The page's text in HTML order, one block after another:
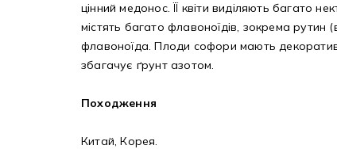
цінний медонос. ЇЇ квіти виділяють багато
містять багато флавоноїдів, зокрема рутин
флавоноїда. Плоди софори мають
збагачує ґрунт азотом.
Походження
Китай, Корея.